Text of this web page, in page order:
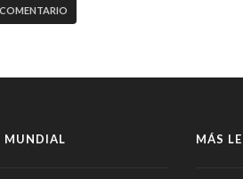
MUNDIAL MÁS